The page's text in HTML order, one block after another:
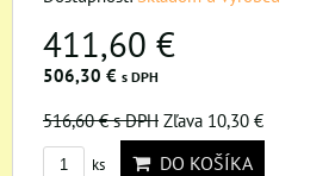
411,60 €
506,30 € s DPH
516,60 €s DPH Zľava 10,30 €
ks DO KOŠÍKA